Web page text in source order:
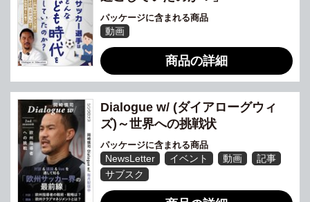
パッケージに含まれる商品
動画
商品の詳細
Dialogue w/ (ダイアローグウィ
ズ)～世界への挑戦状
パッケージに含まれる商品
NewsLetter イベント 動画
記事
サブスク